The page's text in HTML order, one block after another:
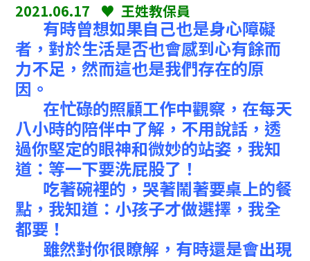
2021.06.17 ♥ 王姓教保員
有時曾想如果自己也是身心障礙
者，對於生活是否也會感到心有餘而
力不足，然而這也是我們存在的原
因。
在忙碌的照顧工作中觀察，在每天
八小時的陪伴中了解，不用說話，透
過你堅定的眼神和微妙的站姿，我知
道：等一下要洗屁股了！
吃著碗裡的，哭著鬧著要桌上的餐
點，我知道：小孩子才做選擇，我全
都要！
雖然對你很瞭解，有時還是會出現